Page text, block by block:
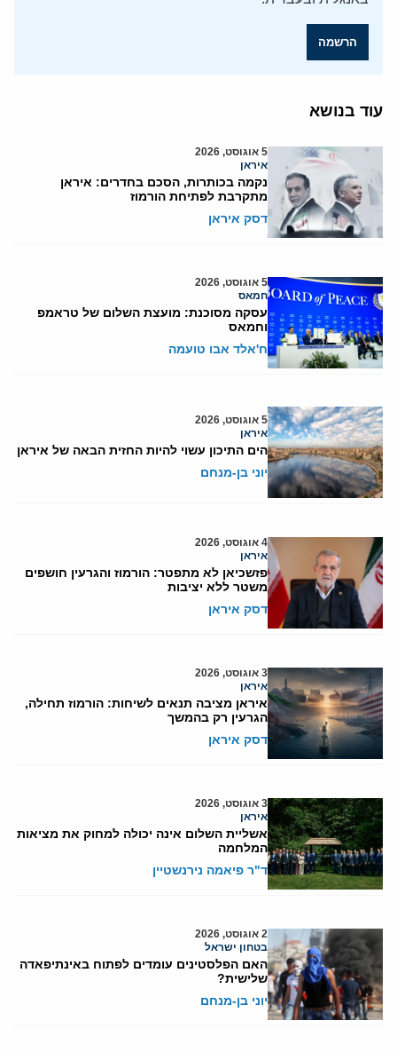
הרשמה
עוד בנושא
5 אוגוסט, 2026
איראן
נקמה בכותרות, הסכם בחדרים: איראן
מתקרבת לפתיחת הורמוז
דסק איראן
5 אוגוסט, 2026
חמאס
עסקה מסוכנת: מועצת השלום של טראמפ
וחמאס
ח'אלד אבו טועמה
5 אוגוסט, 2026
איראן
הים התיכון עשוי להיות החזית הבאה של איראן
יוני בן-מנחם
4 אוגוסט, 2026
איראן
פזשכיאן לא מתפטר: הורמוז והגרעין חושפים
משטר ללא יציבות
דסק איראן
3 אוגוסט, 2026
איראן
איראן מציבה תנאים לשיחות: הורמוז תחילה,
הגרעין רק בהמשך
דסק איראן
3 אוגוסט, 2026
איראן
אשליית השלום אינה יכולה למחוק את מציאות
המלחמה
ד"ר פיאמה נירנשטיין
2 אוגוסט, 2026
בטחון ישראל
האם הפלסטינים עומדים לפתוח באינתיפאדה
שלישית?
יוני בן-מנחם